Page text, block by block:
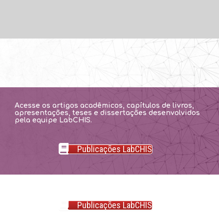
Acesse os artigos acadêmicos, capítulos de livros,
apresentações, teses e dissertações desenvolvidos
pela equipe LabCHIS.
Publicações LabCHIS
Publicações LabCHIS